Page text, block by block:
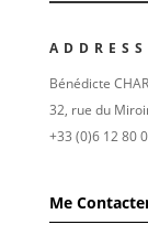
Bénédicte
32, rue du
+33 (0)6 12 80
Me